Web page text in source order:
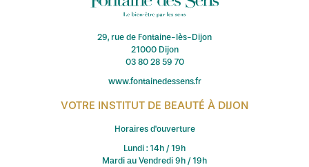
29, rue de Fontaine-lès-Dijon
21000 Dijon
03 80 28 59 70
www.fontainedessens.fr
VOTRE INSTITUT DE BEAUTÉ À DIJON
Horaires d'ouverture
Lundi : 14h / 19h
Mardi au Vendredi 9h / 19h